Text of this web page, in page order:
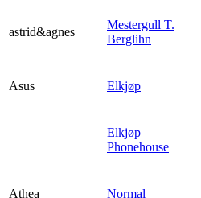
astrid&agnes
Mestergull T.
Berglihn
Asus Elkjøp
Elkjøp
Phonehouse
Athea Normal